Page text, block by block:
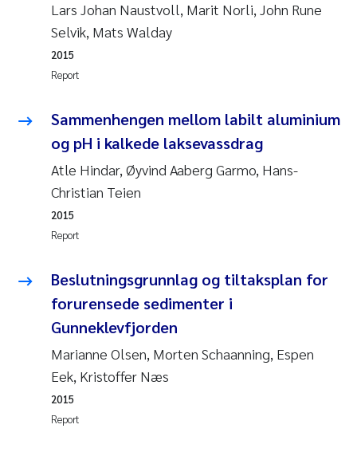
Roar Brænden
Prem Chand
Susan Skogtvedt Røed
Medyan Esam Ghareeb
Froukje Maria Platjouw
Heleen de Wit
Pierre Franqois Jaccard
Louise Valestrand
Lars Johan Naustvoll, Marit Norli, John Rune
Selvik, Mats Walday
Report
2015
Sammenhengen mellom labilt aluminium
og pH i kalkede laksevassdrag
Atle Hindar, Øyvind Aaberg Garmo, Hans-
Christian Teien
Report
2015
Beslutningsgrunnlag og tiltaksplan for
forurensede sedimenter i
Gunneklevfjorden
Marianne Olsen, Morten Schaanning, Espen
Eek, Kristoffer Næs
Report
2015